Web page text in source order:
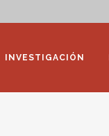
INVESTIGACIÓN